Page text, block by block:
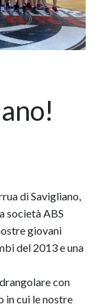
di Savigliano,
società ABS
giovani
del 2013 e una
con
in cui le nostre